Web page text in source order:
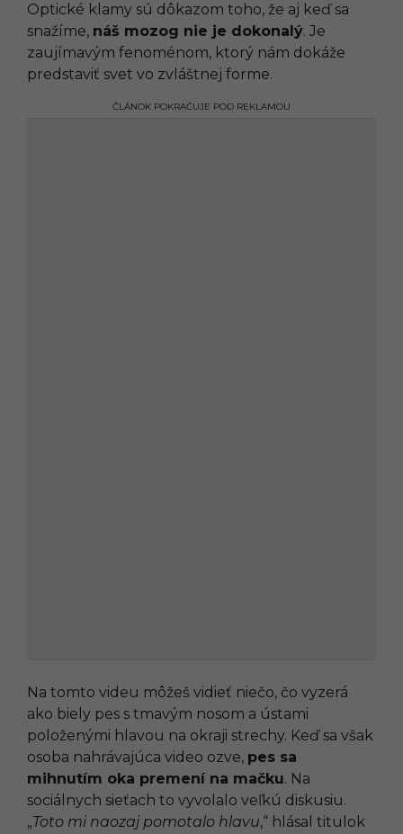
0
3
.
2
0
2
Optické klamy sú dôkazom toho, že aj keď sa
snažíme, náš mozog nie je dokonalý. Je
zaujímavým fenoménom, ktorý nám dokáže
predstaviť svet vo zvláštnej forme.
ČLÁNOK POKRAČUJE POD REKLAMOU
Na tomto videu môžeš vidieť niečo, čo vyzerá
ako biely pes s tmavým nosom a ústami
položenými hlavou na okraji strechy. Keď sa však
osoba nahrávajúca video ozve, pes sa
mihnutím oka premení na mačku. Na
sociálnych sieťach to vyvolalo veľkú diskusiu.
„Toto mi naozaj pomotalo hlavu,“ hlásal titulok